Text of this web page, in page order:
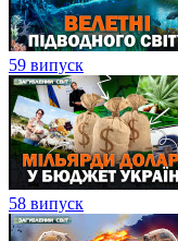
59 випуск
58 випуск